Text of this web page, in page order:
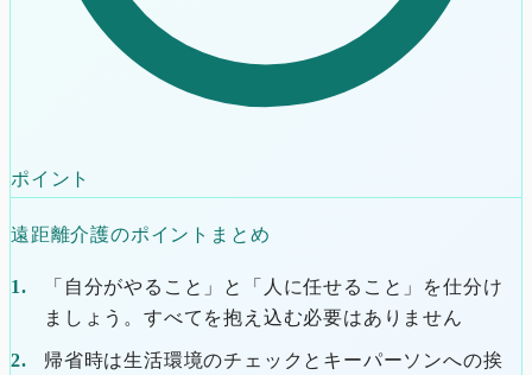
ポイント
遠距離介護のポイントまとめ
「自分がやること」と「人に任せること」を仕分け
ましょう。すべてを抱え込む必要はありません
帰省時は生活環境のチェックとキーパーソンへの挨